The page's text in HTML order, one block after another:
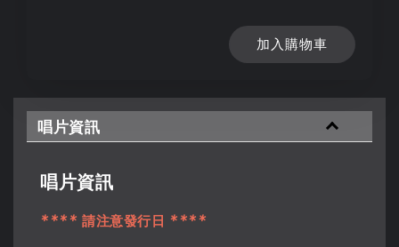
加入購物車
唱片資訊
唱片資訊
**** 請注意發行日 ****